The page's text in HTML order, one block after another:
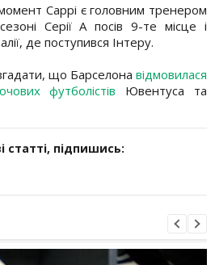
Саррі є головним тренером
Серії А посів 9-те місце і
де поступився Інтеру.
що Барселона відмовилася
футболістів Ювентуса та
статті, підпишись: